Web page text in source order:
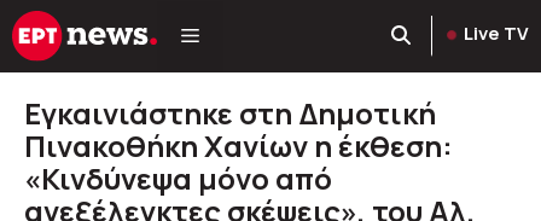
Μετάβαση
σε
Live TV
Εγκαινιάστηκε στη Δημοτική
Πινακοθήκη Χανίων η έκθεση:
«Κινδύνεψα μόνο από
ανεξέλεγκτες σκέψεις», του Αλ.